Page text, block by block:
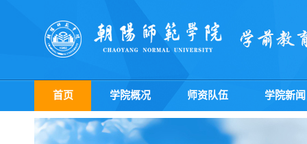
首页 学院概况 师资队伍 学院新闻